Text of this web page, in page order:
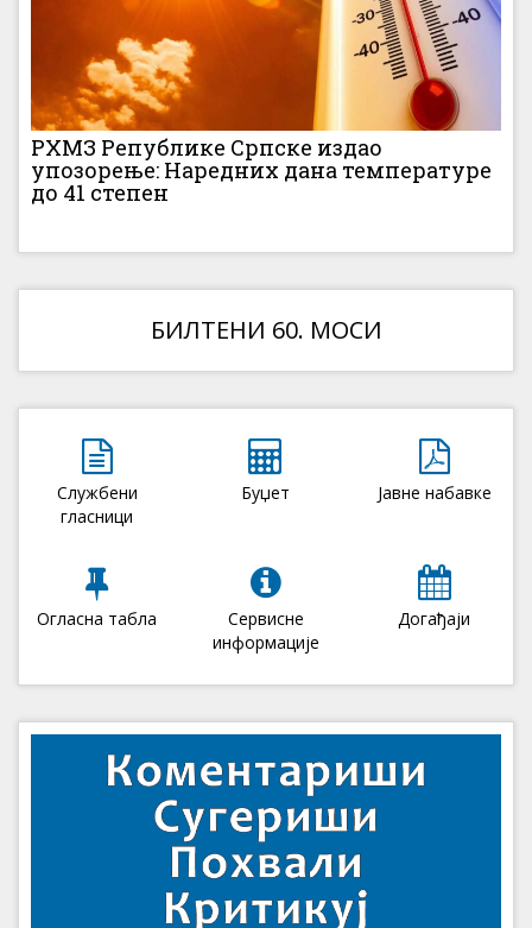
РХМЗ Републике Српске издао
упозорење: Наредних дана температуре
до 41 степен
БИЛТЕНИ 60. МОСИ
Службени
гласници
Буџет Јавне набавке
Огласна табла
Сервисне
информације
Догађаји